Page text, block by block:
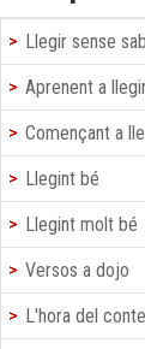
Llegir sense
Aprenent a
Començant a
Llegint bé
Llegint molt bé
Versos a dojo
L'hora del conte